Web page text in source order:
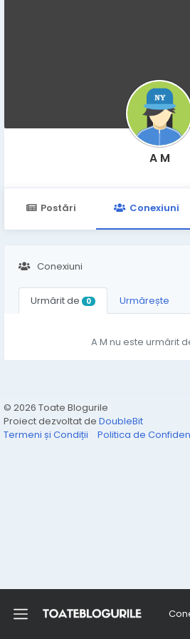
A M
Postări Conexiuni
Conexiuni
Urmărit de 0 Urmărește
A M nu este urmărit
© 2026 Toate Blogurile
Proiect dezvoltat de DoubleBit
Termeni și Condiții
Politica de